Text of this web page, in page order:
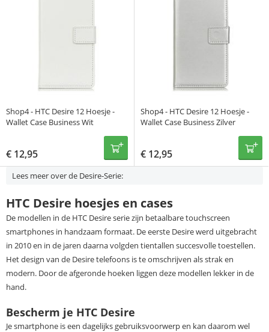
Shop4 - HTC Desire 12 Hoesje -
Wallet Case Business Wit
€ 12,95
Shop4 - HTC Desire 12 Hoesje -
Wallet Case Business Zilver
€ 12,95
Lees meer over de Desire-Serie:
HTC Desire hoesjes en cases
De modellen in de HTC Desire serie zijn betaalbare touchscreen
smartphones in handzaam formaat. De eerste Desire werd uitgebracht
in 2010 en in de jaren daarna volgden tientallen succesvolle toestellen.
Het design van de Desire telefoons is te omschrijven als strak en
modern. Door de afgeronde hoeken liggen deze modellen lekker in de
hand.
Bescherm je HTC Desire
Je smartphone is een dagelijks gebruiksvoorwerp en kan daarom wel